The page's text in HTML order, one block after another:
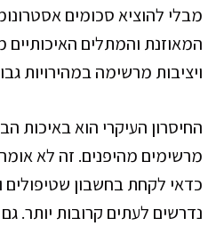
מבלי להוציא סכומים
המאוזנת והמתלים האיכותיים
ויציבות מרשימה במהירויות
החיסרון העיקרי הוא באיכות
מרשימים מהיפנים. זה לא
כדאי לקחת בחשבון שטיפולים
נדרשים לעתים קרובות יותר.